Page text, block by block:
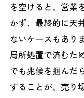
を空けると、営業
かず、最終的に天
ないケースもあり
局所処置で済むた
でも兆候を掴んだ
することが、売り